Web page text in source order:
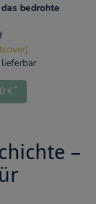
bedrohte
€*
–